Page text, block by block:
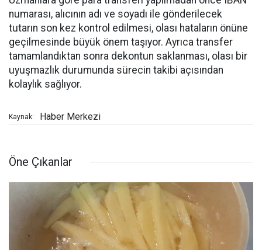
numarası, alıcının adı ve soyadı ile gönderilecek
tutarın son kez kontrol edilmesi, olası hataların önüne
geçilmesinde büyük önem taşıyor. Ayrıca transfer
tamamlandıktan sonra dekontun saklanması, olası bir
uyuşmazlık durumunda sürecin takibi açısından
kolaylık sağlıyor.
Kaynak: Haber Merkezi
Öne Çıkanlar